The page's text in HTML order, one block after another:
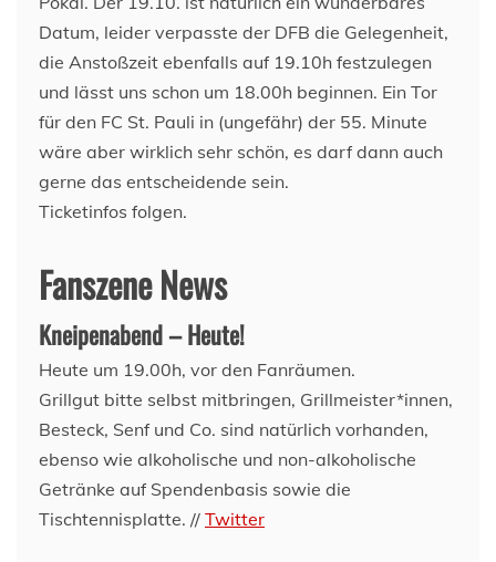
Datum, leider verpasste der DFB die Gelegenheit,
die Anstoßzeit ebenfalls auf 19.10h festzulegen
und lässt uns schon um 18.00h beginnen. Ein Tor
für den FC St. Pauli in (ungefähr) der 55. Minute
wäre aber wirklich sehr schön, es darf dann auch
gerne das entscheidende sein.
Ticketinfos folgen.
Fanszene News
Kneipenabend – Heute!
Heute um 19.00h, vor den Fanräumen.
Grillgut bitte selbst mitbringen, Grillmeister*innen,
Besteck, Senf und Co. sind natürlich vorhanden,
ebenso wie alkoholische und non-alkoholische
Getränke auf Spendenbasis sowie die
Tischtennisplatte. // Twitter